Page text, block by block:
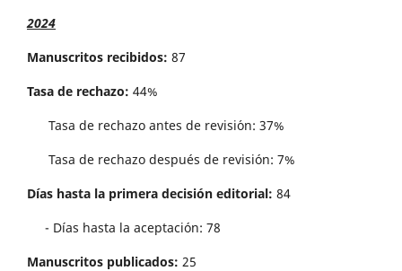
2024
Manuscritos recibidos: 87
Tasa de rechazo: 44%
Tasa de rechazo antes de revisi´on: 37%
Tasa de rechazo después de revisión: 7%
Días hasta la primera decisión editorial: 84
- Días hasta la aceptación: 78
Manuscritos publicados: 25